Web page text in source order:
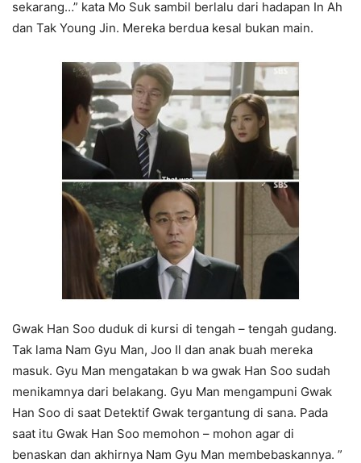
sekarang…” kata Mo Suk sambil berlalu dari hadapan In Ah
dan Tak Young Jin. Mereka berdua kesal bukan main.
Gwak Han Soo duduk di kursi di tengah – tengah gudang.
Tak lama Nam Gyu Man, Joo Il dan anak buah mereka
masuk. Gyu Man mengatakan b wa gwak Han Soo sudah
menikamnya dari belakang. Gyu Man mengampuni Gwak
Han Soo di saat Detektif Gwak tergantung di sana. Pada
saat itu Gwak Han Soo memohon – mohon agar di
benaskan dan akhirnya Nam Gyu Man membebaskannya. ”